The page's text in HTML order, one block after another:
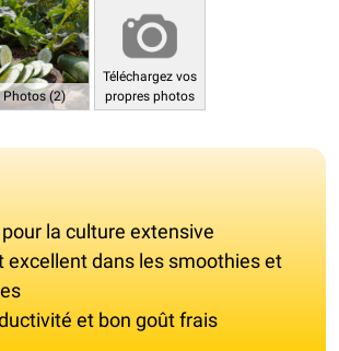
Photos (2)
Téléchargez vos
propres photos
la culture extensive
excellent dans les smoothies et
et bon goût frais